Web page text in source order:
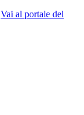
Vai al portale del